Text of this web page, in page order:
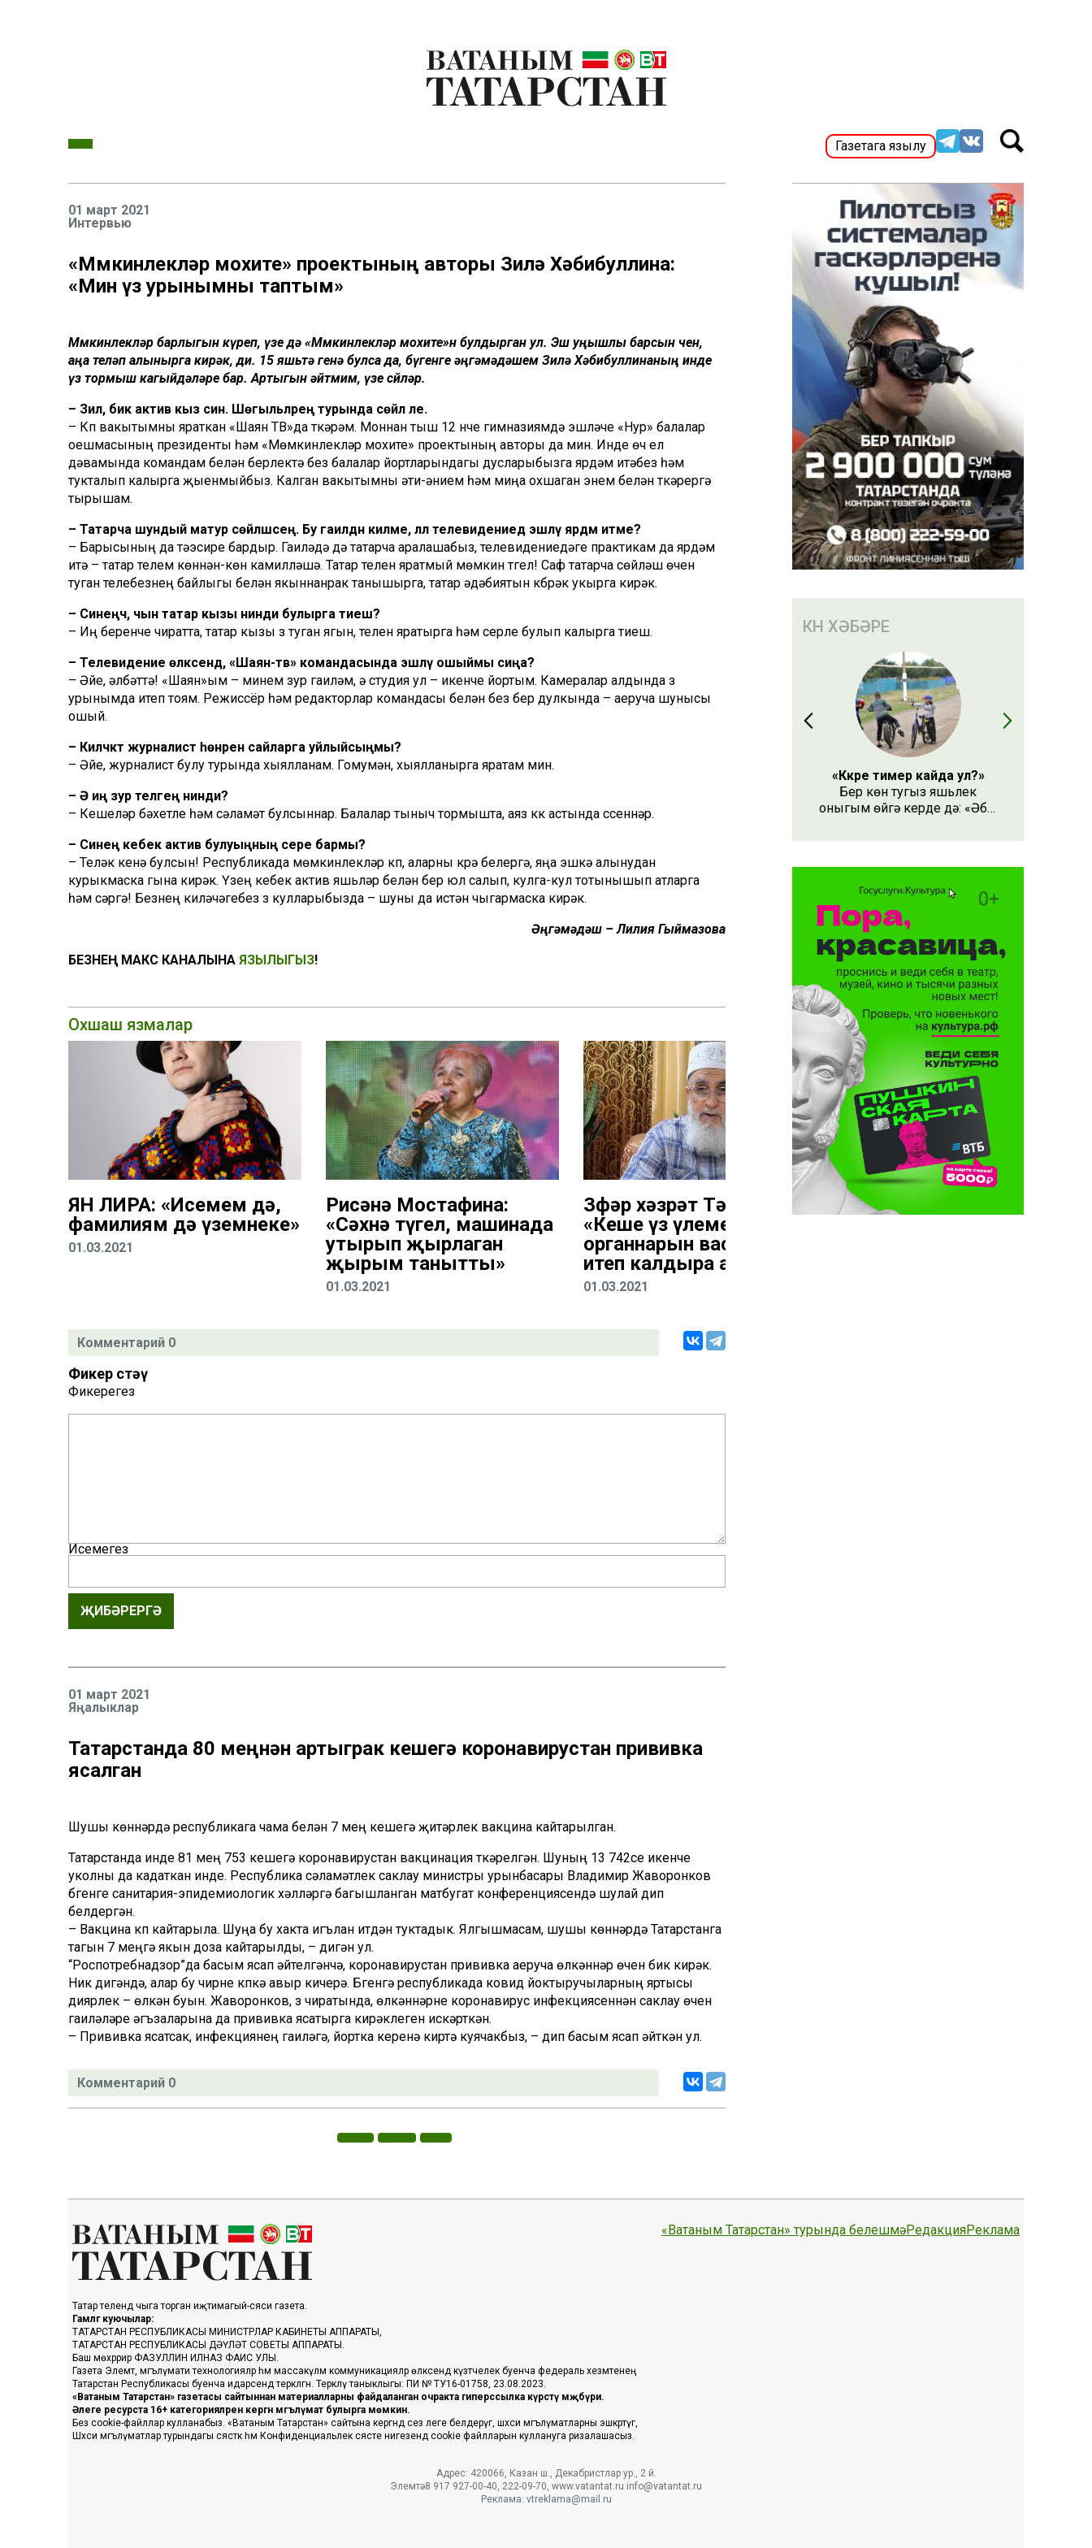
Газетага язылу
01 март 2021
Интервью
«Мөмкинлекләр мохите» проектының авторы Зилә Хәбибуллина:
«Мин үз урынымны таптым»
Мөмкинлекләр барлыгын күреп, үзе дә «Мөмкинлекләр мохите»н булдырган ул. Эш уңышлы барсын өчен,
аңа теләп алынырга кирәк, ди. 15 яшьтә генә булса да, бүгенге әңгәмәдәшем Зилә Хәбибуллинаның инде
үз тормыш кагыйдәләре бар. Артыгын әйтмим, үзе сөйләр.
– Зилә, бик актив кыз син. Шөгыльләрең турында сөйлә әле.
– Күп вакытымны яраткан «Шаян ТВ»да үткәрәм. Моннан тыш 12 нче гимназиямдә эшләүче «Нур» балалар
оешмасының президенты һәм «Мөмкинлекләр мохите» проектының авторы да мин. Инде өч ел
дәвамында командам белән берлектә без балалар йортларындагы дусларыбызга ярдәм итәбез һәм
тукталып калырга җыенмыйбыз. Калган вакытымны әти-әнием һәм миңа охшаган энем белән үткәрергә
тырышам.
– Татарча шундый матур сөйләшәсең. Бу гаиләдән киләме, әллә телевидениедә эшләү ярдәм итәме?
– Барысының да тәэсире бардыр. Гаиләдә дә татарча аралашабыз, телевидениедәге практикам да ярдәм
итә – татар телем көннән-көн камилләшә. Татар телен яратмый мөмкин түгел! Саф татарча сөйләшү өчен
туган телебезнең байлыгы белән якыннанрак танышырга, татар әдәбиятын күбрәк укырга кирәк.
– Синеңчә, чын татар кызы нинди булырга тиеш?
– Иң беренче чиратта, татар кызы үз туган ягын, телен яратырга һәм серле булып калырга тиеш.
– Телевидение өлкәсендә, «Шаян-тв» командасында эшләү ошыймы сиңа?
– Әйе, әлбәттә! «Шаян»ым – минем зур гаиләм, ә студия ул – икенче йортым. Камералар алдында үз
урынымда итеп тоям. Режиссёр һәм редакторлар командасы белән без бер дулкында – аеруча шунысы
ошый.
– Киләчәктә журналист һөнәрен сайларга уйлыйсыңмы?
– Әйе, журналист булу турында хыялланам. Гомумән, хыялланырга яратам мин.
– Ә иң зур теләгең нинди?
– Кешеләр бәхетле һәм сәламәт булсыннар. Балалар тыныч тормышта, аяз күк астында үссеннәр.
– Синең кебек актив булуыңның сере бармы?
– Теләк кенә булсын! Республикада мөмкинлекләр күп, аларны күрә белергә, яңа эшкә алынудан
курыкмаска гына кирәк. Үзең кебек актив яшьләр белән бер юл салып, кулга-кул тотынышып атларга
һәм үсәргә! Безнең киләчәгебез үз кулларыбызда – шуны да истән чыгармаска кирәк.
Әңгәмәдәш – Лилия Гыймазова
БЕЗНЕҢ МАКС КАНАЛЫНА ЯЗЫЛЫГЫЗ!
Охшаш язмалар
ЯН ЛИРА: «Исемем дә,
фамилиям дә үземнеке»
01.03.2021
Рисәнә Мостафина:
«Сәхнә түгел, машинада
утырып җырлаган
җырым танытты»
01.03.2021
Зөфәр хәзрәт Тәхавиев:
«Кеше үз үлеменнән соң
органнарын васыять
итеп калдыра ала»
01.03.2021
Комментарий 0
Фикер өстәү
Фикерегез
Исемегез
ҖИБӘРЕРГӘ
01 март 2021
Яңалыклар
Татарстанда 80 меңнән артыграк кешегә коронавирустан прививка
ясалган
Шушы көннәрдә республикага чама белән 7 мең кешегә җитәрлек вакцина кайтарылган.
Татарстанда инде 81 мең 753 кешегә коронавирустан вакцинация үткәрелгән. Шуның 13 742се икенче
уколны да кадаткан инде. Республика сәламәтлек саклау министры урынбасары Владимир Жаворонков
бүгенге санитария-эпидемиологик хәлләргә багышланган матбугат конференциясендә шулай дип
белдергән.
– Вакцина күп кайтарыла. Шуңа бу хакта игълан итүдән туктадык. Ялгышмасам, шушы көннәрдә Татарстанга
тагын 7 меңгә якын доза кайтарылды, – дигән ул.
“Роспотребнадзор”да басым ясап әйтелгәнчә, коронавирустан прививка аеруча өлкәннәр өчен бик кирәк.
Ник дигәндә, алар бу чирне күпкә авыр кичерә. Бүгенгә республикада ковид йоктыручыларның яртысы
диярлек – өлкән буын. Жаворонков, үз чиратында, өлкәннәрне коронавирус инфекциясеннән саклау өчен
гаиләләре әгъзаларына да прививка ясатырга кирәклеген искәрткән.
– Прививка ясатсак, инфекциянең гаиләгә, йортка керүенә киртә куячакбыз, – дип басым ясап әйткән ул.
Комментарий 0
КӨН ХӘБӘРЕ
«Кәкре тимер кайда ул?»
Бер көн тугыз яшьлек
оныгым өйгә керде дә: «Әби,
ул?» – дип сорады.
Татар телендә чыга торган иҗтимагый-сәяси газета.
Гамәлгә куючылар:
ТАТАРСТАН РЕСПУБЛИКАСЫ МИНИСТРЛАР КАБИНЕТЫ АППАРАТЫ,
ТАТАРСТАН РЕСПУБЛИКАСЫ ДӘҮЛӘТ СОВЕТЫ АППАРАТЫ.
Баш мөхәррир ФАЗУЛЛИН ИЛНАЗ ФАИС УЛЫ.
Газета Элемтә, мәгълүмати технологияләр һәм массакүләм коммуникацияләр өлкәсендә күзәтчелек буенча федераль хезмәтенең
Татарстан Республикасы буенча идарәсендә теркәлгән. Теркәлү таныклыгы: ПИ № ТУ16-01758, 23.08.2023.
«Ватаным Татарстан» газетасы сайтыннан материалларны файдаланган очракта гиперссылка күрсәтү мәҗбүри.
Әлеге ресурста 16+ категорияләренә кергән мәгълүмат булырга мөмкин.
Без cookie-файллар кулланабыз. «Ватаным Татарстан» сайтына кергәндә сез әлеге белдерүгә, шәхси мәгълүматларны эшкәртүгә,
Шәхси мәгълүматлар турындагы сәясәткә һәм Конфиденциальлек сәясәте нигезендә cookie файлларын куллануга ризалашасыз.
«Ватаным Татарстан» турында белешмәРедакцияРеклама
Адрес: 420066, Казан ш., Декабристлар ур., 2 й.
Элемтә: 8 917 927-00-40, 222-09-70, www.vatantat.ru info@vatantat.ru
Реклама: vtreklama@mail.ru